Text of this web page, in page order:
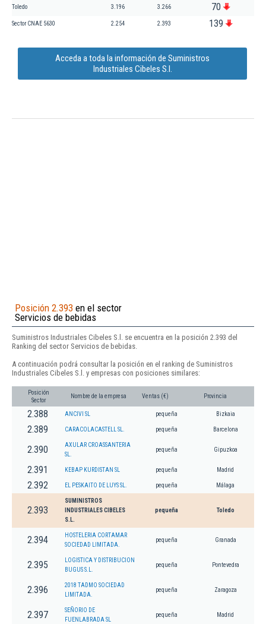
Toledo 3.196 3.266 70
Sector CNAE 5630 2.254 2.393 139
Acceda a toda la información de Suministros
Industriales Cibeles S.l.
Posición 2.393 en el sector
Servicios de bebidas
Suministros Industriales Cibeles S.l. se encuentra en la posición 2.393 del
Ranking del sector Servicios de bebidas.
A continuación podrá consultar la posición en el ranking de Suministros
Industriales Cibeles S.l. y empresas con posiciones similares:
Posición
Sector
Nombre de la empresa Ventas (€) Provincia
2.388 ANCIVI SL pequeña Bizkaia
2.389 CARACOLACASTELL SL. pequeña Barcelona
2.390
AXULAR CROASSANTERIA
SL.
pequeña Gipuzkoa
2.391 KEBAP KURDISTAN SL pequeña Madrid
2.392 EL PESKAITO DE LUYS SL. pequeña Málaga
2.393
SUMINISTROS
INDUSTRIALES CIBELES
S.L.
pequeña Toledo
2.394
HOSTELERIA CORTAMAR
SOCIEDAD LIMITADA.
pequeña Granada
2.395
LOGISTICA Y DISTRIBUCION
BUGUS S.L.
pequeña Pontevedra
2.396
2018 TADMO SOCIEDAD
LIMITADA.
pequeña Zaragoza
2.397
SEÑORIO DE
FUENLABRADA SL
pequeña Madrid